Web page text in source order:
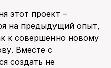
этот проект –
на предыдущий опыт,
к совершенно новому
Вместе с
создать не